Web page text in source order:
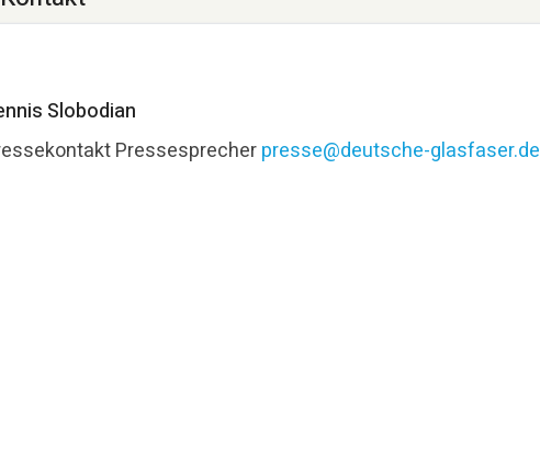
Slobodian
Pressesprecherpresse@deutsche-glasfaser.de